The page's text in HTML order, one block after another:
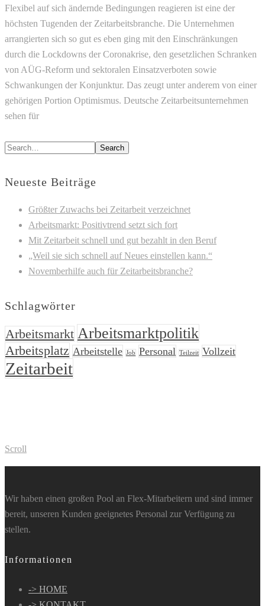
Flexibel auf sich ändernde Bedingungen reagieren ist eine der
höchsten Tugenden der Zeitarbeitsbranche. Die Unternehmen
arrangierten sich so gut es eben ging mit den Einschränkungen
durch die Lockdowns der Coronakrise, den gesetzlichen Schranken
von AÜG-Reform und sektoralen Einsatzverboten sowie
Schwankungen der Konjunktur. Das zeugt unter anderem von einer
gehörigen Portion Optimismus. Deutsche Zeitarbeitsunternehmen
sehen für
Search
Neueste Beiträge
Größter Zuwachs bei Zeitarbeit verzeichnet
Arbeitsmarkt: Positivtrend setzt sich fort
Mit Zeitarbeit schnell und gut bezahlt in den Beruf
„Weil sie sich schnell auf Neues einstellen kann.“
Novemberhilfe auch für Zeitarbeitsbranche?
Schlagwörter
Arbeitsmarkt Arbeitsmarktpolitik
Arbeitsplatz Arbeitstelle Job Personal Teilzeit Vollzeit
Zeitarbeit
Scroll
Wir haben einen großen Pool an Flex-Mitarbeitern und sind immer
bereit, unseren Kunden geeignetes Personal zur Verfügung zu
stellen.
Informationen
-> HOME